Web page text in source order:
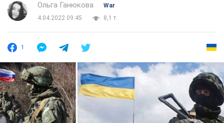
Ольга Ганюкова
War
4.04.2022 09:45
8,1 т.
1